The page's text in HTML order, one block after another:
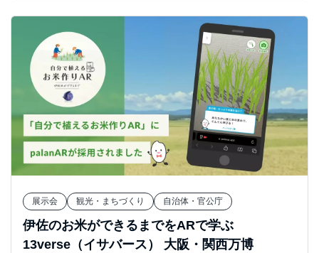
展示会 観光・まちづくり 自治体・官公庁
伊佐のお米ができるまでをARで学ぶ
13verse（イサバース） 大阪・関西万博